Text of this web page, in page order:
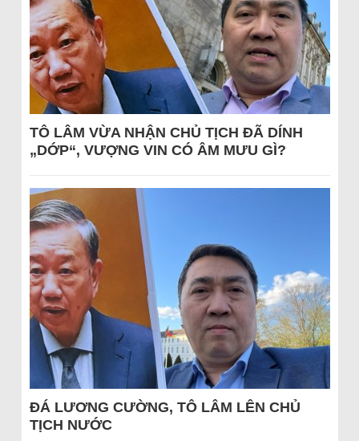
TÔ LÂM VỪA NHẬN CHỦ TỊCH ĐÃ DÍNH
„DỚP“, VƯỢNG VIN CÓ ÂM MƯU GÌ?
ĐÁ LƯƠNG CƯỜNG, TÔ LÂM LÊN CHỦ
TỊCH NƯỚC